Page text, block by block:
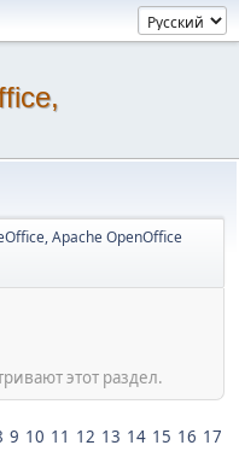
Apache OpenOffice
этот раздел.
9 10 11 12 13 14 15 16 17